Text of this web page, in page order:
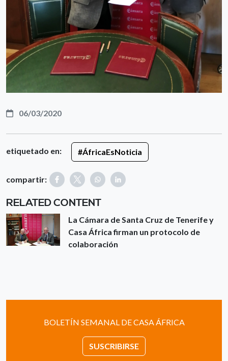
06/03/2020
etiquetado en: #ÁfricaEsNoticia
compartir:
RELATED CONTENT
La Cámara de Santa Cruz de Tenerife y
Casa África firman un protocolo de
colaboración
BOLETÍN SEMANAL DE CASA ÁFRICA
SUSCRIBIRSE